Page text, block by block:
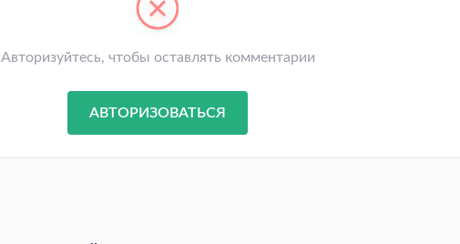
Авторизуйтесь, чтобы оставлять комментарии
АВТОРИЗОВАТЬСЯ